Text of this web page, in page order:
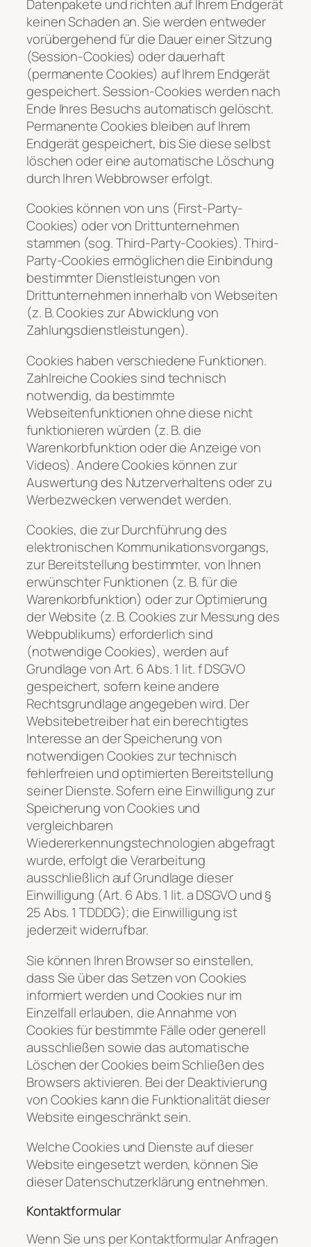
Datenpakete und richten auf Ihrem Endgerät
keinen Schaden an. Sie werden entweder
vorübergehend für die Dauer einer Sitzung
(Session-Cookies) oder dauerhaft
(permanente Cookies) auf Ihrem Endgerät
gespeichert. Session-Cookies werden nach
Ende Ihres Besuchs automatisch gelöscht.
Permanente Cookies bleiben auf Ihrem
Endgerät gespeichert, bis Sie diese selbst
löschen oder eine automatische Löschung
durch Ihren Webbrowser erfolgt.
Cookies können von uns (First-Party-
Cookies) oder von Drittunternehmen
stammen (sog. Third-Party-Cookies). Third-
Party-Cookies ermöglichen die Einbindung
bestimmter Dienstleistungen von
Drittunternehmen innerhalb von Webseiten
(z. B. Cookies zur Abwicklung von
Zahlungsdienstleistungen).
Cookies haben verschiedene Funktionen.
Zahlreiche Cookies sind technisch
notwendig, da bestimmte
Webseitenfunktionen ohne diese nicht
funktionieren würden (z. B. die
Warenkorbfunktion oder die Anzeige von
Videos). Andere Cookies können zur
Auswertung des Nutzerverhaltens oder zu
Werbezwecken verwendet werden.
Cookies, die zur Durchführung des
elektronischen Kommunikationsvorgangs,
zur Bereitstellung bestimmter, von Ihnen
erwünschter Funktionen (z. B. für die
Warenkorbfunktion) oder zur Optimierung
der Website (z. B. Cookies zur Messung des
Webpublikums) erforderlich sind
(notwendige Cookies), werden auf
Grundlage von Art. 6 Abs. 1 lit. f DSGVO
gespeichert, sofern keine andere
Rechtsgrundlage angegeben wird. Der
Websitebetreiber hat ein berechtigtes
Interesse an der Speicherung von
notwendigen Cookies zur technisch
fehlerfreien und optimierten Bereitstellung
seiner Dienste. Sofern eine Einwilligung zur
Speicherung von Cookies und
vergleichbaren
Wiedererkennungstechnologien abgefragt
wurde, erfolgt die Verarbeitung
ausschließlich auf Grundlage dieser
Einwilligung (Art. 6 Abs. 1 lit. a DSGVO und §
25 Abs. 1 TDDDG); die Einwilligung ist
jederzeit widerrufbar.
Sie können Ihren Browser so einstellen,
dass Sie über das Setzen von Cookies
informiert werden und Cookies nur im
Einzelfall erlauben, die Annahme von
Cookies für bestimmte Fälle oder generell
ausschließen sowie das automatische
Löschen der Cookies beim Schließen des
Browsers aktivieren. Bei der Deaktivierung
von Cookies kann die Funktionalität dieser
Website eingeschränkt sein.
Welche Cookies und Dienste auf dieser
Website eingesetzt werden, können Sie
dieser Datenschutzerklärung entnehmen.
Kontaktformular
Wenn Sie uns per Kontaktformular Anfragen